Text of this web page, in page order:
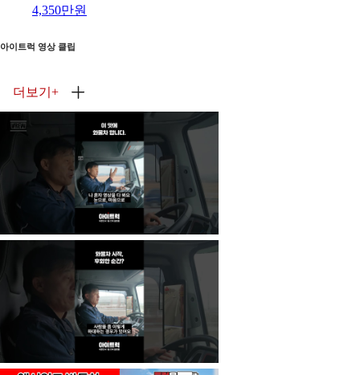
4,350만원
아이트럭 영상 클립
더보기 +